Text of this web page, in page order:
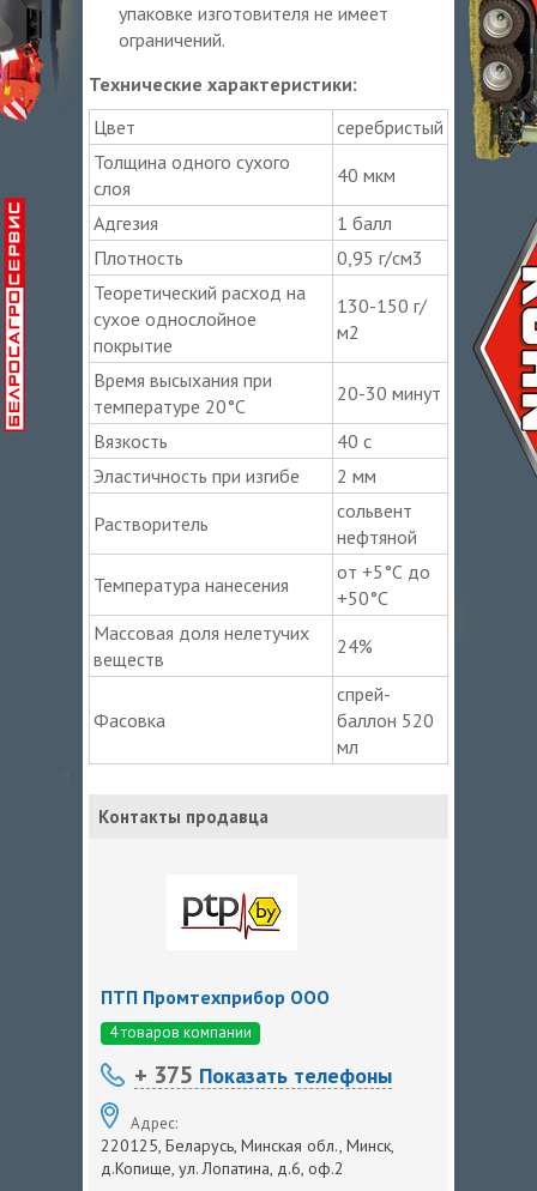
упаковке изготовителя не имеет
ограничений.
Технические характеристики:
Цвет
серебристый
Толщина одного сухого
слоя
40 мкм
Адгезия
1 балл
Плотность
0,95 г/см3
Теоретический расход на
сухое однослойное
покрытие
130-150 г/
м2
Время высыхания при
температуре 20°С
20-30 минут
Вязкость
40 с
Эластичность при изгибе
2 мм
Растворитель
сольвент
нефтяной
Температура нанесения
от +5°С до
+50°С
Массовая доля нелетучих
веществ
24%
Фасовка
спрей-
баллон 520
мл
Контакты продавца
ПТП Промтехприбор ООО
4 товаров компании
+ 375 Показать телефоны
Адрес:
220125, Беларусь, Минская обл., Минск,
д.Копище, ул. Лопатина, д.6, оф.2